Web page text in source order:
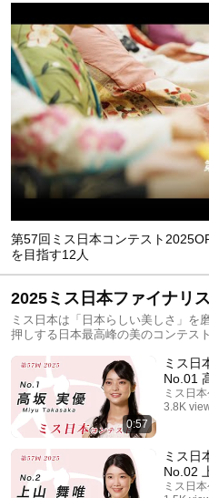
第57回ミス日本コンテスト
を目指す12人
2025ミス日本ファイナリ
ミス日本は「日本らしい美しさ」を
押しする日本最高峰の美のコンテス
見.行動の3つの美を磨いています。
て、ミス日本が誕生します。
0:57
ミス
No.01
ミス日
3.8K
ミス
No.02
ミス日